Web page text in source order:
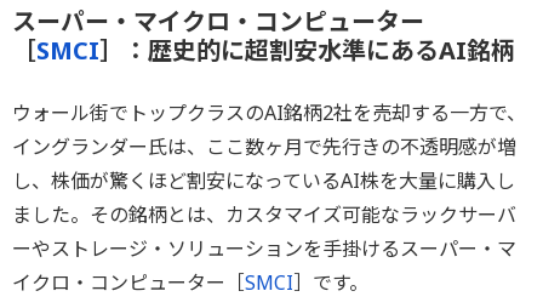
スーパー・マイクロ・コンピューター
［SMCI］：歴史的に超割安水準にあるAI銘柄
ウォール街でトップクラスのAI銘柄2社を売却する一方で、
イングランダー氏は、ここ数ヶ月で先行きの不透明感が増
し、株価が驚くほど割安になっているAI株を大量に購入し
ました。その銘柄とは、カスタマイズ可能なラックサーバ
ーやストレージ・ソリューションを手掛けるスーパー・マ
イクロ・コンピューター［SMCI］です。